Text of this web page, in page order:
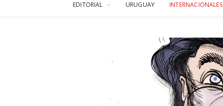
EDITORIAL URUGUAY INTERNACIONALES